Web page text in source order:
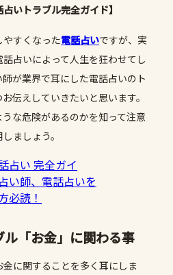
いトラブル完全ガイド】
すくなった電話占いですが、実
占いによって人生を狂わせてし
が業界で耳にした電話占いのト
伝えしていきたいと思います。
な危険があるのかを知って注意
ましょう。
占い 完全ガイ
い師、電話占いを
必読！
「お金」に関わる事
に関することを多く耳にしま